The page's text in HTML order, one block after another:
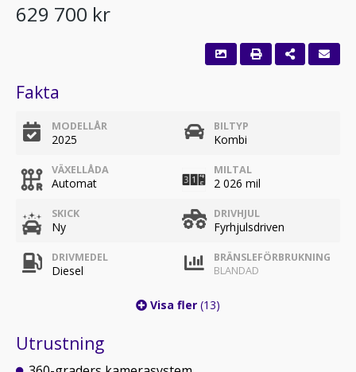
629 700 kr
Fakta
MODELLÅR
2025
BILTYP
Kombi
VÄXELLÅDA
Automat
MILTAL
2 026 mil
SKICK
Ny
DRIVHJUL
Fyrhjulsdriven
DRIVMEDEL
Diesel
BRÄNSLEFÖRBRUKNING
BLANDAD
Visa fler (13)
Utrustning